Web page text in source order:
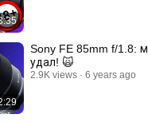
Sony FE 85mm f/1.8:
удал! 🙀
2.9K views 6 years ago